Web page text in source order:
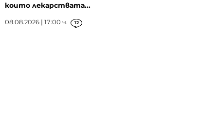
които лекарствата...
08.08.2026 | 17:00 ч. 12